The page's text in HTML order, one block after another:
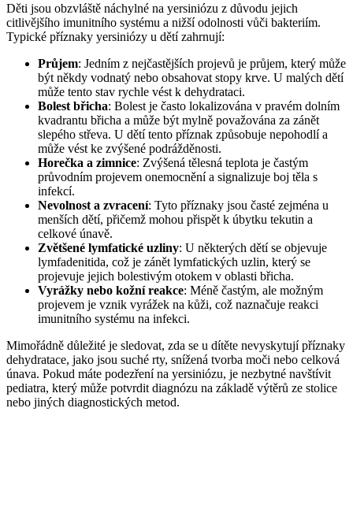
Děti jsou obzvláště náchylné na yersiniózu z důvodu jejich
citlivějšího imunitního systému a nižší odolnosti vůči bakteriím.
Typické příznaky yersiniózy u dětí zahrnují:
Průjem: Jedním z nejčastějších projevů je průjem, který může
být někdy vodnatý nebo obsahovat stopy krve. U malých dětí
může tento stav rychle vést k dehydrataci.
Bolest břicha: Bolest je často lokalizována v pravém dolním
kvadrantu břicha a může být mylně považována za zánět
slepého střeva. U dětí tento příznak způsobuje nepohodlí a
může vést ke zvýšené podrážděnosti.
Horečka a zimnice: Zvýšená tělesná teplota je častým
průvodním projevem onemocnění a signalizuje boj těla s
infekcí.
Nevolnost a zvracení: Tyto příznaky jsou časté zejména u
menších dětí, přičemž mohou přispět k úbytku tekutin a
celkové únavě.
Zvětšené lymfatické uzliny: U některých dětí se objevuje
lymfadenitida, což je zánět lymfatických uzlin, který se
projevuje jejich bolestivým otokem v oblasti břicha.
Vyrážky nebo kožní reakce: Méně častým, ale možným
projevem je vznik vyrážek na kůži, což naznačuje reakci
imunitního systému na infekci.
Mimořádně důležité je sledovat, zda se u dítěte nevyskytují příznaky
dehydratace, jako jsou suché rty, snížená tvorba moči nebo celková
únava. Pokud máte podezření na yersiniózu, je nezbytné navštívit
pediatra, který může potvrdit diagnózu na základě výtěrů ze stolice
nebo jiných diagnostických metod.